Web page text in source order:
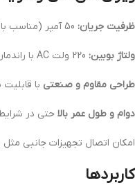
ظرفیت جریان:
ولتاژ بوبین:
طراحی مقاوم و صنعتی با
دوام و طول عمر بالا حتی در
امکان اتصال تجهیزات جانبی مثل
کاربردها